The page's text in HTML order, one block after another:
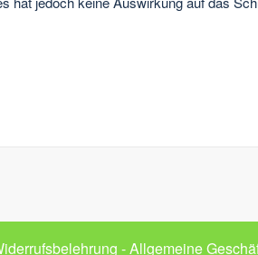
-Allgemeine